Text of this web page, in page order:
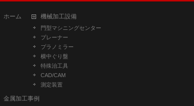
ホーム 機械加工設備
門型マシニングセンター
プレーナー
プラノミラー
横中ぐり盤
特殊治工具
CAD/CAM
測定装置
金属加工事例